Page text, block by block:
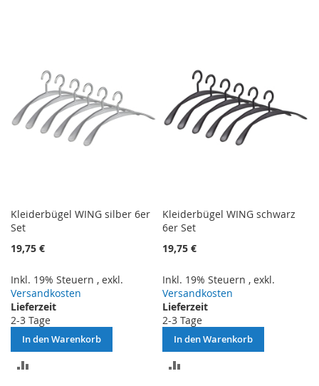
Kleiderbügel WING silber 6er
Set
19,75 €
Inkl. 19% Steuern , exkl.
Versandkosten
Lieferzeit
2-3 Tage
In den Warenkorb
Kleiderbügel WING schwarz
6er Set
19,75 €
Inkl. 19% Steuern ,exkl.
Versandkosten
Lieferzeit
2-3 Tage
In den Warenkorb